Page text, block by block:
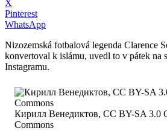
X
Pinterest
WhatsApp
Nizozemská fotbalová legenda Clarence
konvertoval k islámu, uvedl to v pátek na
Instagramu.
Кирилл Венедиктов, CC BY-SA 3.0
Commons